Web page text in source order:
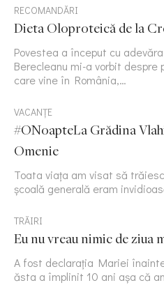
RECOMANDĂRI
Dieta Oloproteică de la
Povestea a început cu
Berecleanu mi-a vorbit
care vine în România,…
VACANȚE
#ONoapteLa Grădina
Omenie
Toata viața am visat să
școală generală eram
TRĂIRI
Eu nu vreau nimic de ziua
A fost declarația Mariei
ăsta a împlinit 10 ani așa că